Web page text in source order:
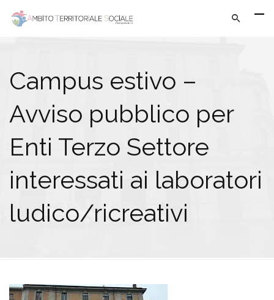
Campus estivo –
Avviso pubblico per
Enti Terzo Settore
interessati ai laboratori
ludico/ricreativi